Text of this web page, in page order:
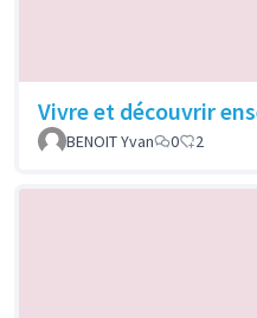
Vivre et découvrir
BENOIT Yvan
0 2